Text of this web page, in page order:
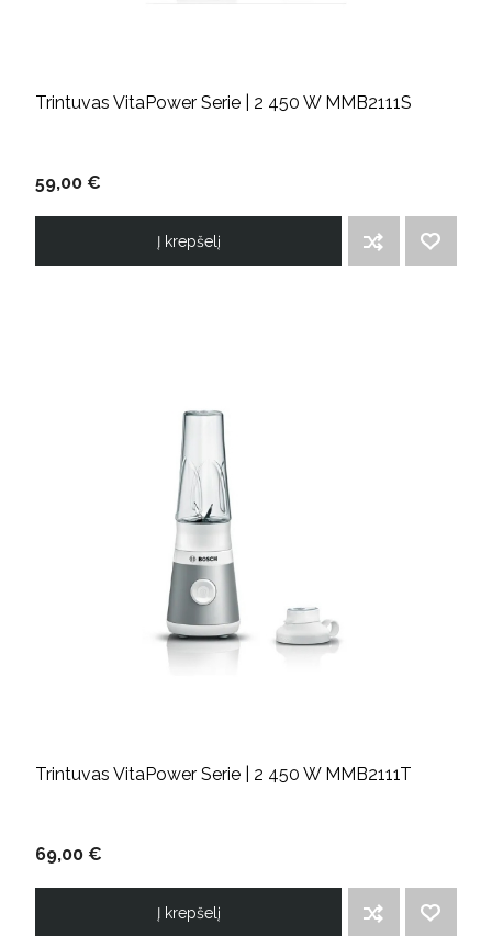
Trintuvas VitaPower Serie | 2 450 W MMB2111S
59,00 €
Į krepšelį
Trintuvas VitaPower Serie | 2 450 W MMB2111T
69,00 €
Į krepšelį